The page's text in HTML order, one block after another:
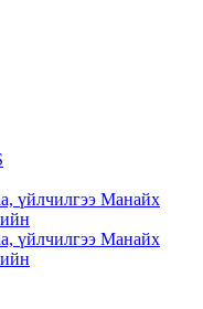
үйлчилгээ Манайх
үйлчилгээ Манайх